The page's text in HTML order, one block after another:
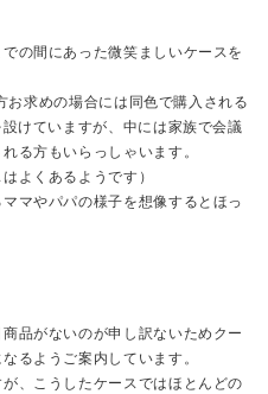
の間にあった微笑ましいケースを
求めの場合には同色で購入される
けていますが、中には家族で会議
る方もいらっしゃいます。
よくあるようです）
マやパパの様子を想像するとほっ
品がないのが申し訳ないためクー
るようご案内しています。
、こうしたケースではほとんどの